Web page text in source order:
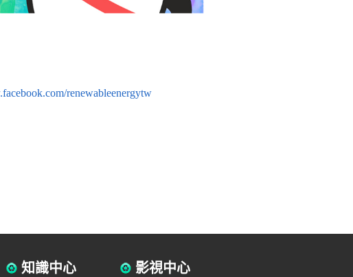
renewableenergytw
知識中心 影視中心